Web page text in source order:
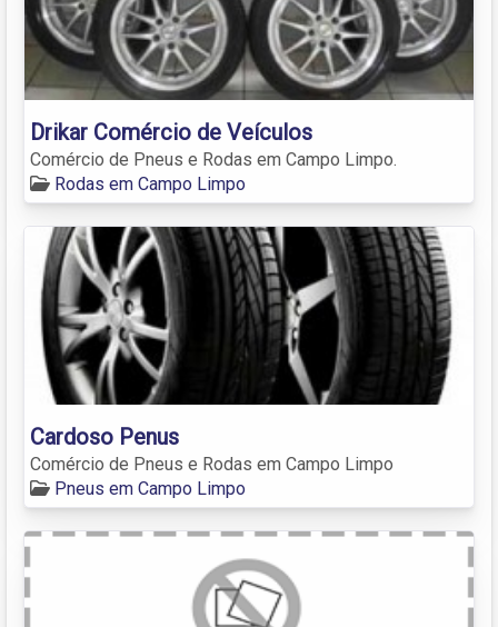
Drikar Comércio de Veículos
Comércio de Pneus e Rodas em Campo Limpo.
Rodas em Campo Limpo
Cardoso Penus
Comércio de Pneus e Rodas em Campo Limpo
Pneus em Campo Limpo